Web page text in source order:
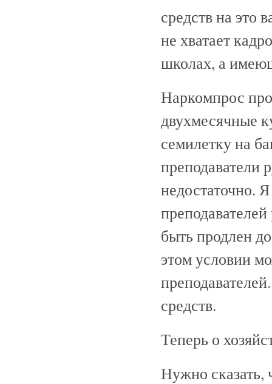
средств на это
не хватает
школах, а
Наркомпрос
двухмесячные
семилетку на
преподаватели
недостаточно.
быть продлен
этом условии
средств.
Теперь о
Нужно сказать,